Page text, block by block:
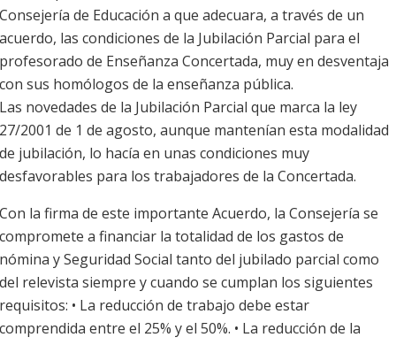
Consejería de Educación a que adecuara, a través de un
acuerdo, las condiciones de la Jubilación Parcial para el
profesorado de Enseñanza Concertada, muy en desventaja
con sus homólogos de la enseñanza pública.
Las novedades de la Jubilación Parcial que marca la ley
27/2001 de 1 de agosto, aunque mantenían esta modalidad
de jubilación, lo hacía en unas condiciones muy
desfavorables para los trabajadores de la Concertada.
Con la firma de este importante Acuerdo, la Consejería se
compromete a financiar la totalidad de los gastos de
nómina y Seguridad Social tanto del jubilado parcial como
del relevista siempre y cuando se cumplan los siguientes
requisitos: • La reducción de trabajo debe estar
comprendida entre el 25% y el 50%. • La reducción de la